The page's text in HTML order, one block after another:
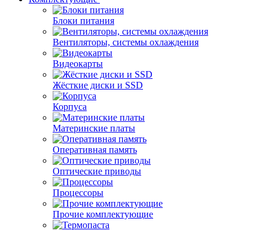
Блоки питания
Вентиляторы, системы охлаждения
Видеокарты
Жёсткие диски и SSD
Корпуса
Материнские платы
Оперативная память
Оптические приводы
Процессоры
Прочие комплектующие